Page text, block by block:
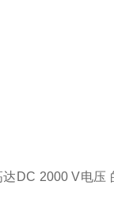
DC 2000 V电压